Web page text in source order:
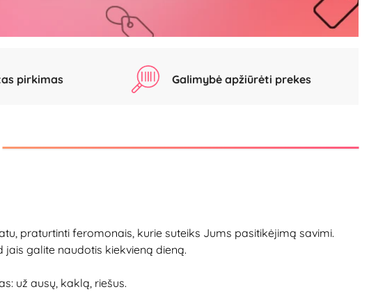
pirkimas Galimybė apžiūrėti prekes
praturtinti feromonais, kurie suteiks Jums pasitikėjimą savimi.
galite naudotis kiekvieną dieną.
už ausų, kaklą, riešus.